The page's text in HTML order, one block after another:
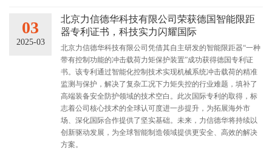
03
2025-03
北京力信德华科技有限公司荣获德国智能限距
器专利证书，科技实力闪耀国际
北京力信德华科技有限公司凭借其自主研发的智能限距器“一种
带有控制功能的冲击载荷力矩保护装置”成功获得德国专利证
书。该专利通过智能化控制技术实现机械系统冲击载荷的精准
监测与保护，解决了复杂工况下力矩失控的行业难题，填补了
高端装备安全防护领域的技术空白。此次国际专利的取得，标
志着公司核心技术的全球认可度进一步提升，为拓展海外市
场、深化国际合作提供了坚实基础。未来，力信德华将持续以
创新驱动发展，为全球智能制造领域提供更安全、高效的解决
方案。